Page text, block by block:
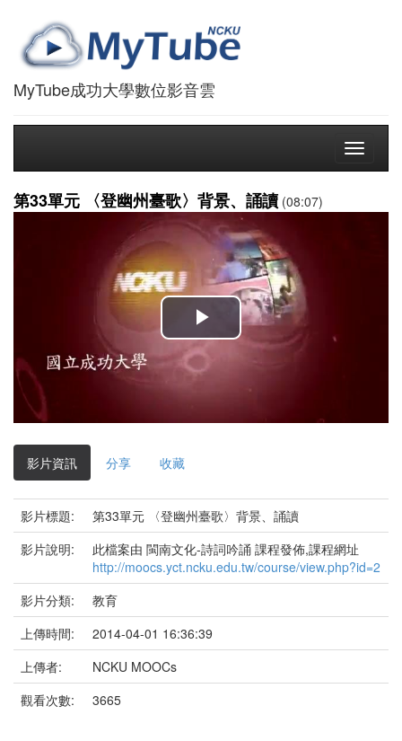
MyTube成功大學數位影音雲
Toggle
第33單元 〈登幽州臺歌〉背景、誦讀 (08:07)
播
放
影
影片資訊 分享 收藏
影片標題:
第33單元 〈登幽州臺歌〉背景、誦讀
影片說明:
此檔案由 閩南文化-詩詞吟誦 課程發佈,課程網址
http://moocs.yct.ncku.edu.tw/course/view.php?id=2
影片分類:
教育
上傳時間:
2014-04-01 16:36:39
上傳者:
NCKU MOOCs
觀看次數:
3665